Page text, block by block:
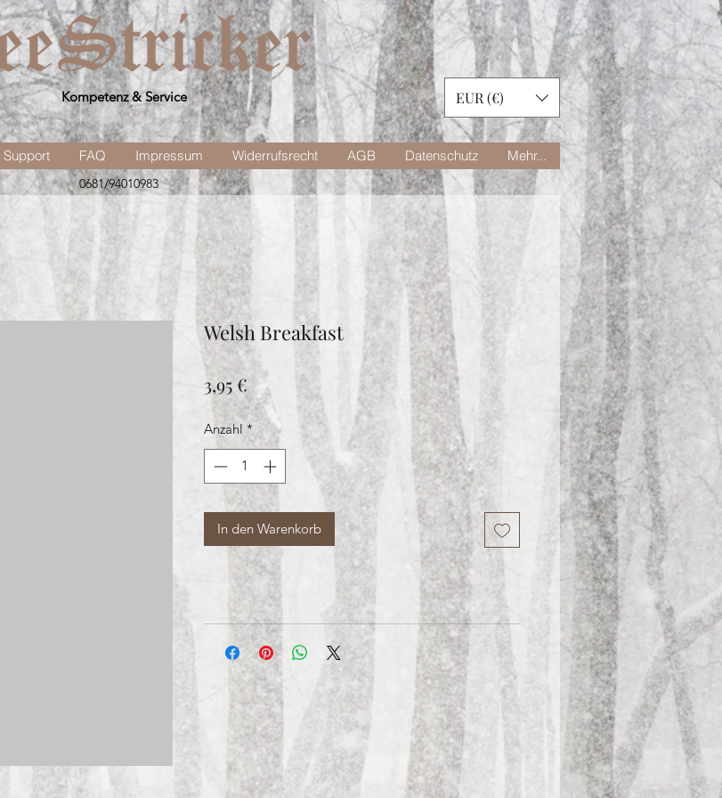
Kompetenz & Service EUR (€)
Support FAQ Impressum Widerrufsrecht AGB Datenschutz Mehr...
0681/94010983
Welsh Breakfast
3,95 €Preis
Anzahl *
In den Warenkorb